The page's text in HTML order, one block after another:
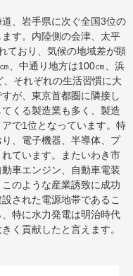
、岩手県に次ぐ全国3位の
す。内陸側の会津、太平
ており、気候の地域差が顕
、中通り地方は100㎝、浜
それぞれの生活習慣に大
が、東京首都圏に隣接し
くる製造業も多く、製造
で1位となっています。特
、電子機器、半導体、プ
ています。またいわき市
車エンジン、自動車電装
のような産業誘致に成功
された電源地帯であるこ
特に水力発電は明治時代
く貢献したと言えます。